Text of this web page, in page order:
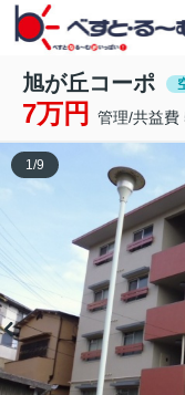
旭が丘コーポ
7万円 管理/共益費
1/9